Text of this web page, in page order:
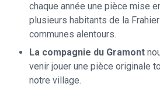
chaque année une pièce mise
plusieurs habitants de la
communes alentours.
La compagnie du Gramont
venir jouer une pièce originale
notre village.